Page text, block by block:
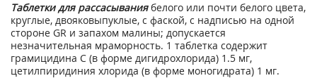
Таблетки для рассасываниябелого или почти белого цвета,
круглые, двояковыпуклые, с фаской, с надписью на одной
стороне GR и запахом малины; допускается
незначительная мраморность. 1 таблетка содержит
грамицидина С (в форме дигидрохлорида) 1.5 мг,
цетилпиридиния хлорида (в форме моногидрата) 1 мг.